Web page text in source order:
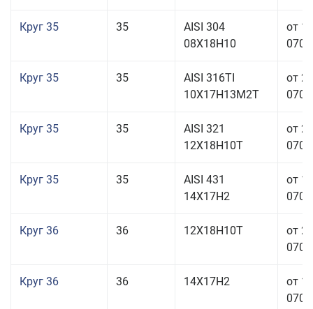
Круг 35 35
AISI 304
08Х18Н10
от
Круг 35 35
AISI 316TI
10Х17Н13М2Т
от
Круг 35 35
AISI 321
12Х18Н10Т
от
Круг 35 35
AISI 431
14Х17Н2
от
Круг 36 36 12Х18Н10Т
от
Круг 36 36 14Х17Н2
от